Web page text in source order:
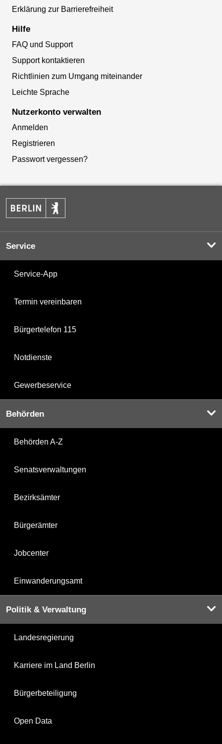
Erklärung zur Barrierefreiheit
Hilfe
FAQ und Support
Support kontaktieren
Richtlinien zum Umgang miteinander
Leichte Sprache
Nutzerkonto verwalten
Anmelden
Registrieren
Passwort vergessen?
Service
Service-App
Termin vereinbaren
Bürgertelefon 115
Notdienste
Gewerbeservice
Behörden
Behörden A-Z
Senatsverwaltungen
Bezirksämter
Bürgerämter
Jobcenter
Einwanderungsamt
Politik & Verwaltung
Landesregierung
Karriere im Land Berlin
Bürgerbeteiligung
Open Data